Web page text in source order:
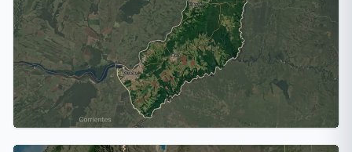
2 ciudades